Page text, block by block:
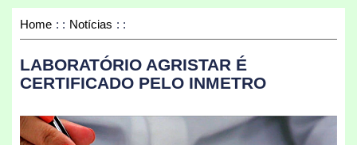
Home Notícias
LABORATÓRIO AGRISTAR É
CERTIFICADO PELO INMETRO